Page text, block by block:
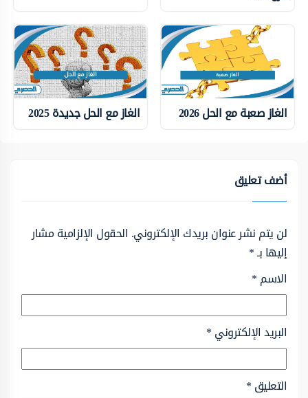
الغاز صعبة مع الحل 2026 الغاز مع الحل جديدة 2025
أضف تعليق
لن يتم نشر عنوان بريدك الإلكتروني. الحقول الإلزامية مشار
إليها بـ*
الاسم*
البريد الإلكتروني*
التعليق*